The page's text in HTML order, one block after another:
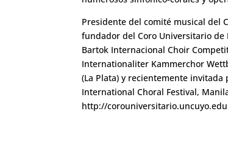
Presidente del comité musical del
fundador del Coro Universitario
Bartok Internacional Choir
Internationaliter Kammerchor
(La Plata) y recientemente
International Choral Festival,
http://